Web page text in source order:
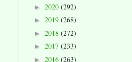
► 2020 (292)
► 2019 (268)
► 2018 (272)
► 2017 (233)
► 2016 (263)